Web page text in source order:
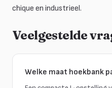
chique en industrieel.
Veelgestelde
Welke maat hoekbank